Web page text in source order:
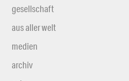
gesellschaft
aus aller welt
medien
archiv